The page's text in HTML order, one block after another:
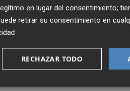
espacios de libertad,
enlazadas por breves textos
sobre el lugar del que
en lugar del consentimiento;
retirar su consentimiento en
RECHAZAR TODO